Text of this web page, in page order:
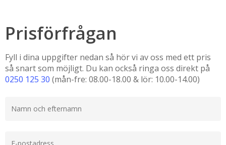
Prisförfrågan
Fyll i dina uppgifter nedan så hör vi av oss med ett pris
så snart som möjligt. Du kan också ringa oss direkt på
0250 125 30 (mån-fre: 08.00-18.00 & lör: 10.00-14.00)